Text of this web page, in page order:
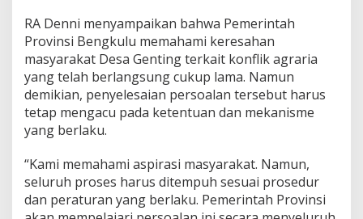
RA Denni menyampaikan bahwa Pemerintah
Provinsi Bengkulu memahami keresahan
masyarakat Desa Genting terkait konflik agraria
yang telah berlangsung cukup lama. Namun
demikian, penyelesaian persoalan tersebut harus
tetap mengacu pada ketentuan dan mekanisme
yang berlaku.
“Kami memahami aspirasi masyarakat. Namun,
seluruh proses harus ditempuh sesuai prosedur
dan peraturan yang berlaku. Pemerintah Provinsi